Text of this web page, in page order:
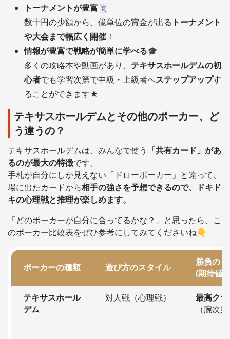
トーナメントが豊富 🃏
数十円の少額から、億単位の賞金が出る トーナメント
や大会まで幅広く開催 ！
情報が豊富で戦略が簡単に学べる🎓
多くの攻略本や動画があり、 テキサスホールデムの初
心者でも学習次第で中級・上級者へステップアップす
ることができます★
テキサスホールデムとその他のポーカー、ど
う違うの？
テキサスホールデムは、みんなで使う 「共有カード」があ
るのが最大の特徴です。
手札が自分にしか見えない「ドローポーカー」と違って、
場に出たカードから相手の強さを予想できるので、ドキド
キの心理戦と推理が楽しめます。
「どのポーカーが自分に合ってるかな？」と思ったら、こ
のポーカー比較表をぜひ参考にしてみてくださいね👇
ポーカーの種類 遊び方のスタイル
勝負の
(期待値)
テキサスホール
デム
対人戦（心理戦）
最高ク
（腕次